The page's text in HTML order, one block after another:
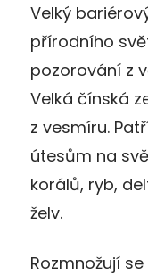
Velký
přírodního
pozorování z
Velká čínská
z vesmíru.
útesům na
korálů, ryb,
želv.
Rozmnožují